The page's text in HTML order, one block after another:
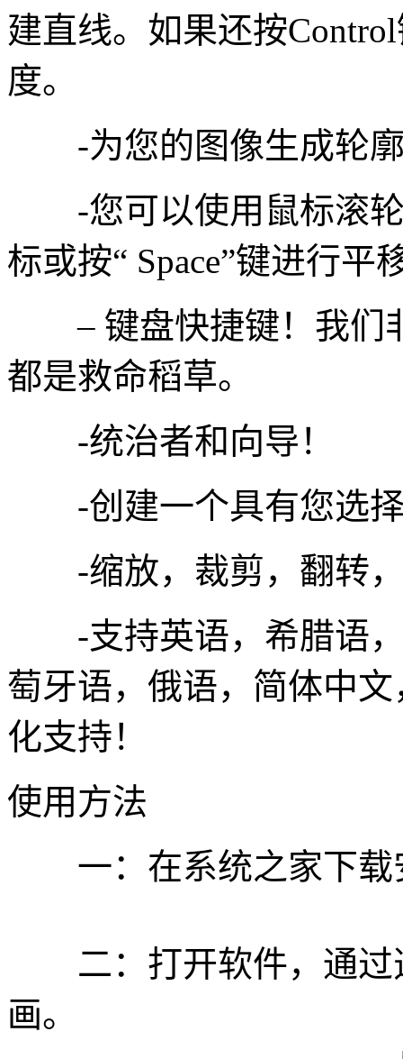
建直线。如果还按
度。
-为您的图像生成轮
-您可以使用鼠标滚轮
标或按“ Space”键进行平
– 键盘快捷键！我们
都是救命稻草。
-统治者和向导！
-创建一个具有您选择
-缩放，裁剪，翻转，
-支持英语，希腊语，
萄牙语，俄语，简体中
化支持！
使用方法
一：在系统之家下载
二：打开软件，通过
画。